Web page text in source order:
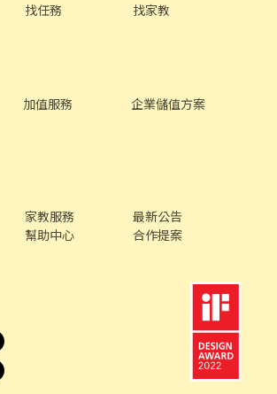
找任務 找家教
加值服務
企業儲值方案
家教服務
最新公告
幫助中心 合作提案